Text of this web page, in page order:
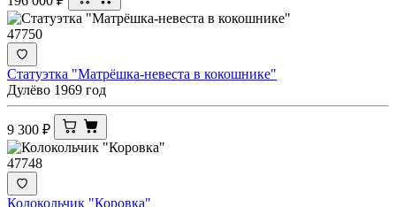
47750
Статуэтка "Матрёшка-невеста в кокошнике"
Дулёво 1969 год
9 300 ₽
47748
Колокольчик "Коровка"